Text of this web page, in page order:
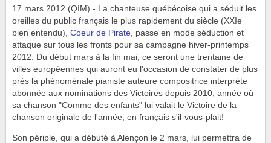
17 mars 2012 (QIM) - La chanteuse québécoise qui a séduit les
oreilles du public français le plus rapidement du siècle (XXIe
bien entendu), Coeur de Pirate, passe en mode séduction et
attaque sur tous les fronts pour sa campagne hiver-printemps
2012. Du début mars à la fin mai, ce seront une trentaine de
villes européennes qui auront eu l'occasion de constater de plus
près la phénoménale pianiste auteure compositrice interprète
abonnée aux nominations des Victoires depuis 2010, année où
sa chanson "Comme des enfants" lui valait le Victoire de la
chanson originale de l'année, en français s'il-vous-plait!
Son périple, qui a débuté à Alençon le 2 mars, lui permettra de